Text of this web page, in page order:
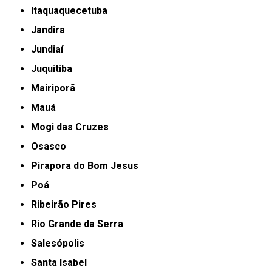
Itaquaquecetuba
Jandira
Jundiaí
Juquitiba
Mairiporã
Mauá
Mogi das Cruzes
Osasco
Pirapora do Bom Jesus
Poá
Ribeirão Pires
Rio Grande da Serra
Salesópolis
Santa Isabel